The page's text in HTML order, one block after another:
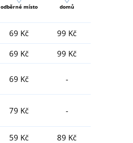
odběrné místo domů
69 Kč
99 Kč
69 Kč
99 Kč
69 Kč -
79 Kč -
59 Kč 89 Kč